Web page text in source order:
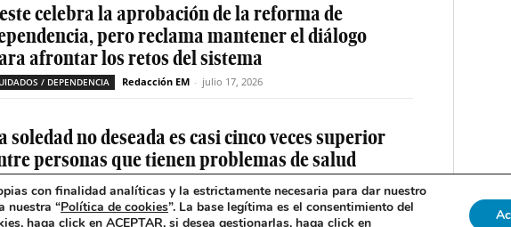
celebra la aprobación de la reforma de
pero reclama mantener el diálogo
afrontar los retos del sistema
/ DEPENDENCIA Redacción EM - julio 17, 2026
soledad no deseada es casi cinco veces superior
personas que tienen problemas de salud
NO DESEADA Redacción EM - julio 16, 2026
con finalidad analíticas y la estrictamente necesaria para dar nuestro
nuestra “Política de cookies”. La base legítima es el consentimiento del
haga click en ACEPTAR, si desea gestionarlas, haga click en